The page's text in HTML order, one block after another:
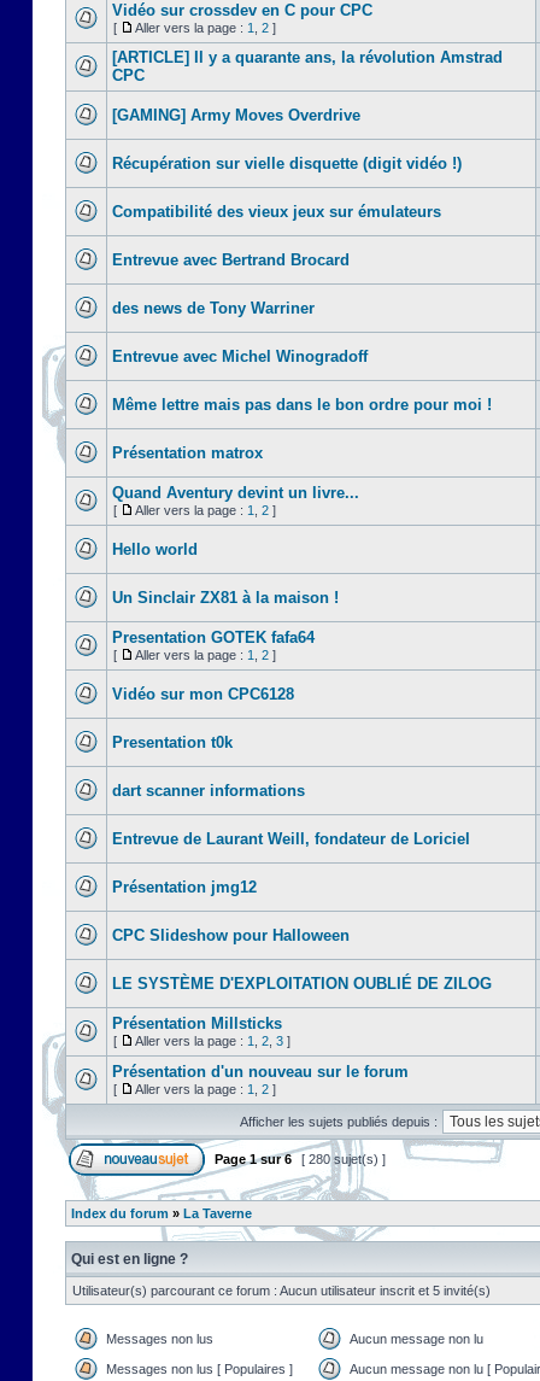
Vidéo sur crossdev en C pour CPC
[ Aller vers la page : 1 2 ]
[ARTICLE] Il y a quarante ans, la révolution Amstrad
CPC
[GAMING] Army Moves Overdrive
Récupération sur vielle disquette (digit vidéo !)
Compatibilité des vieux jeux sur émulateurs
Entrevue avec Bertrand Brocard
des news de Tony Warriner
Entrevue avec Michel Winogradoff
Même lettre mais pas dans le bon ordre pour moi !
Présentation matrox
Quand Aventury devint un livre...
[ Aller vers la page : 1 2 ]
Hello world
Un Sinclair ZX81 à la maison !
Presentation GOTEK fafa64
[ Aller vers la page : 1 2 ]
Vidéo sur mon CPC6128
Presentation t0k
dart scanner informations
Entrevue de Laurant Weill, fondateur de Loriciel
Présentation jmg12
CPC Slideshow pour Halloween
LE SYSTÈME D'EXPLOITATION OUBLIÉ DE ZILOG
Présentation Millsticks
[ Aller vers la page : 1 2 3 ]
Présentation d'un nouveau sur le forum
[ Aller vers la page : 1 2 ]
Afficher les sujets publiés depuis :
Page1sur6 [ 280 sujet(s) ]
Index du forum » La Taverne
Qui est en ligne ?
Utilisateur(s) parcourant ce forum : Aucun utilisateur inscrit et 5 invité(s)
Messages non lus Aucun message non lu
Messages non lus [ Populaires ] Aucun message non lu [